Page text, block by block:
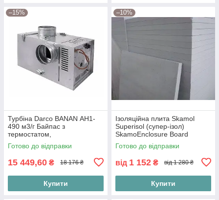
–15%
Турбіна Darco BANAN АН1-
490 м3/г Байпас з
термостатом,
Готово до відправки
15 449,60 ₴ 18 176 ₴
Купити
–10%
Ізоляційна плита Skamol
Superisol (супер-ізол)
SkamoEnclosure Board
1000х610х30 мм
Готово до відправки
від 1 152 ₴ від 1 280 ₴
Купити